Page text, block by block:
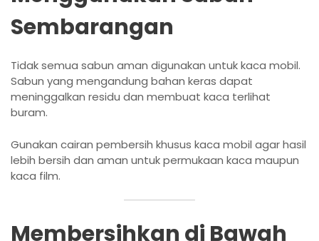
Sembarangan
Tidak semua sabun aman digunakan untuk kaca mobil.
Sabun yang mengandung bahan keras dapat
meninggalkan residu dan membuat kaca terlihat
buram.
Gunakan cairan pembersih khusus kaca mobil agar hasil
lebih bersih dan aman untuk permukaan kaca maupun
kaca film.
Membersihkan di Bawah